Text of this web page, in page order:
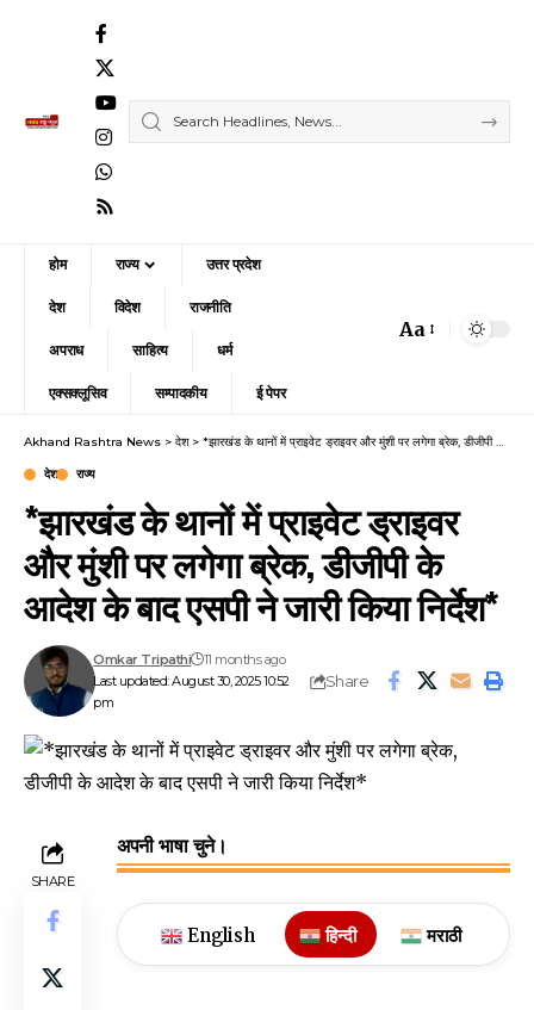
होम राज्य उत्तर प्रदेश
देश विदेश राजनीति
अपराध साहित्य धर्म
एक्सक्लूसिव सम्पादकीय ई पेपर
Font
Aa
Akhand Rashtra News > देश> *झारखंड के थानों में प्राइवेट ड्राइवर और मुंशी पर लगेगा ब्रेक, डीजीपी के आदेश के बाद एसपी ने जारी किया निर्देश*
देश राज्य
*झारखंड के थानों में प्राइवेट ड्राइवर
और मुंशी पर लगेगा ब्रेक, डीजीपी के
आदेश के बाद एसपी ने जारी किया निर्देश*
Last updated: August 30, 2025 10:52
pm
Omkar Tripathi 11 months ago
Share
SHARE
अपनी भाषा चुने।
English हिन्दी मराठी